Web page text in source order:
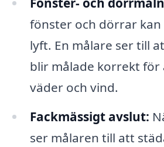
fönster och dörrar
lyft. En målare ser till
blir målade korrekt för
väder och vind.
Fackmässigt avslut:
ser målaren till att